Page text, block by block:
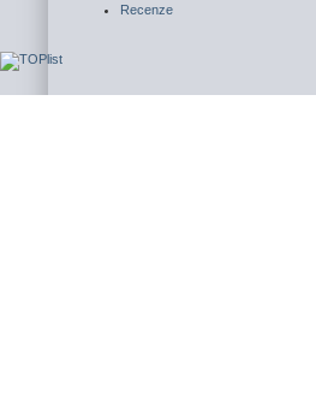
Recenze